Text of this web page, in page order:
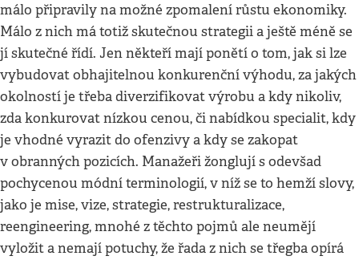
málo připravily na možné zpomalení růstu ekonomiky.
Málo z nich má totiž skutečnou strategii a ještě méně se
jí skutečné řídí. Jen někteří mají ponětí o tom, jak si lze
vybudovat obhajitelnou konkurenční výhodu, za jakých
okolností je třeba diverzifikovat výrobu a kdy nikoliv,
zda konkurovat nízkou cenou, či nabídkou specialit, kdy
je vhodné vyrazit do ofenzivy a kdy se zakopat
v obranných pozicích. Manažeři žonglují s odevšad
pochycenou módní terminologií, v níž se to hemží slovy,
jako je mise, vize, strategie, restrukturalizace,
reengineering, mnohé z těchto pojmů ale neumějí
vyložit a nemají potuchy, že řada z nich se třegba opírá